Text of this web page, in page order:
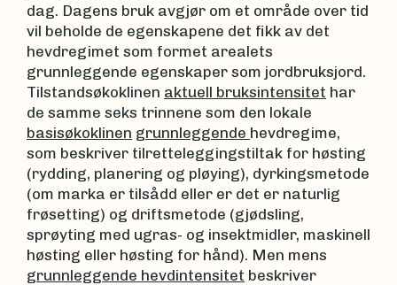
dag. Dagens bruk avgjør om et område over tid
vil beholde de egenskapene det fikk av det
hevdregimet som formet arealets
grunnleggende egenskaper som jordbruksjord.
Tilstandsøkoklinen aktuell bruksintensitet har
de samme seks trinnene som den lokale
basisøkoklinen grunnleggende hevdregime,
som beskriver tilretteleggingstiltak for høsting
(rydding, planering og pløying), dyrkingsmetode
(om marka er tilsådd eller er det er naturlig
frøsetting) og driftsmetode (gjødsling,
sprøyting med ugras- og insektmidler, maskinell
høsting eller høsting for hånd). Men mens
grunnleggende hevdintensitet beskriver